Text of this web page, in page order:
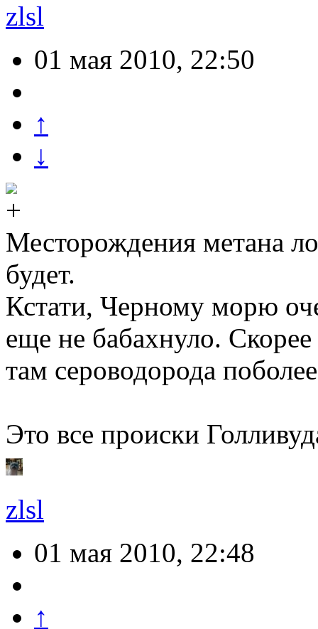
zlsl
01 мая 2010, 22:50
↑
↓
Месторождения метана
будет.
Кстати, Черному морю
еще не бабахнуло.
там сероводорода
Это все происки
zlsl
01 мая 2010, 22:48
↑